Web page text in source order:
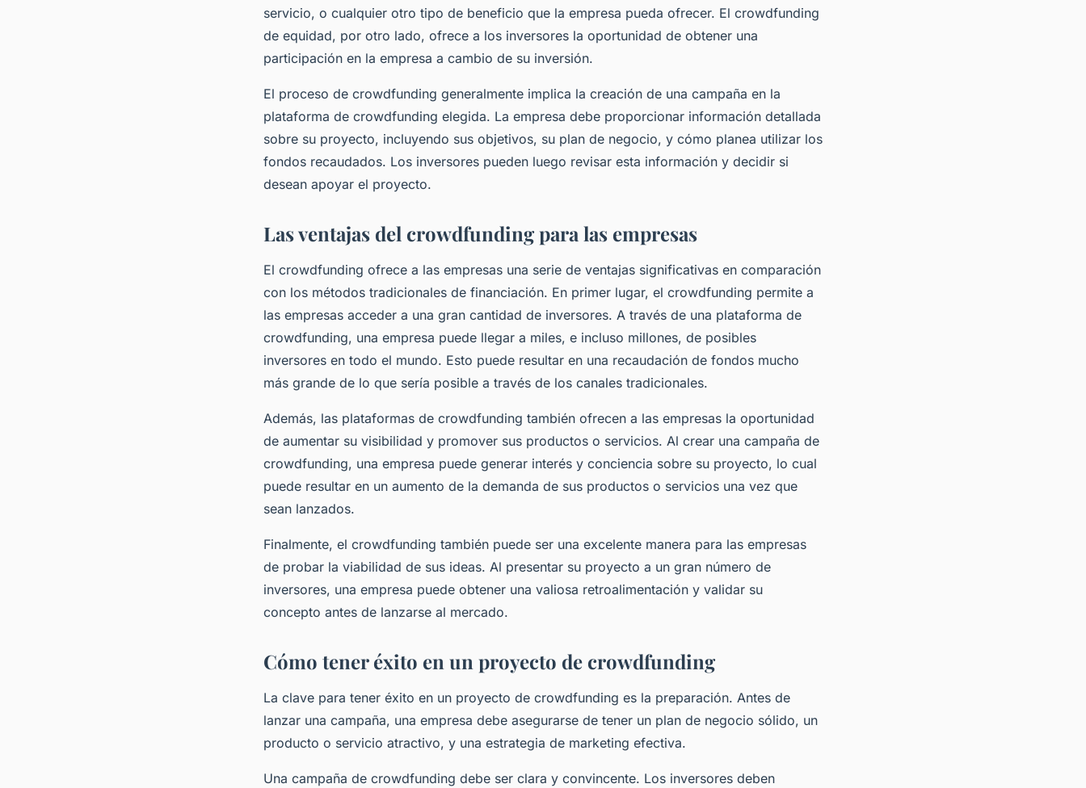
servicio, o cualquier otro tipo de beneficio que la empresa pueda ofrecer. El crowdfunding
de equidad, por otro lado, ofrece a los inversores la oportunidad de obtener una
participación en la empresa a cambio de su inversión.
El proceso de crowdfunding generalmente implica la creación de una campaña en la
plataforma de crowdfunding elegida. La empresa debe proporcionar información detallada
sobre su proyecto, incluyendo sus objetivos, su plan de negocio, y cómo planea utilizar los
fondos recaudados. Los inversores pueden luego revisar esta información y decidir si
desean apoyar el proyecto.
Las ventajas del crowdfunding para las empresas
El crowdfunding ofrece a las empresas una serie de ventajas significativas en comparación
con los métodos tradicionales de financiación. En primer lugar, el crowdfunding permite a
las empresas acceder a una gran cantidad de inversores. A través de una plataforma de
crowdfunding, una empresa puede llegar a miles, e incluso millones, de posibles
inversores en todo el mundo. Esto puede resultar en una recaudación de fondos mucho
más grande de lo que sería posible a través de los canales tradicionales.
Además, las plataformas de crowdfunding también ofrecen a las empresas la oportunidad
de aumentar su visibilidad y promover sus productos o servicios. Al crear una campaña de
crowdfunding, una empresa puede generar interés y conciencia sobre su proyecto, lo cual
puede resultar en un aumento de la demanda de sus productos o servicios una vez que
sean lanzados.
Finalmente, el crowdfunding también puede ser una excelente manera para las empresas
de probar la viabilidad de sus ideas. Al presentar su proyecto a un gran número de
inversores, una empresa puede obtener una valiosa retroalimentación y validar su
concepto antes de lanzarse al mercado.
Cómo tener éxito en un proyecto de crowdfunding
La clave para tener éxito en un proyecto de crowdfunding es la preparación. Antes de
lanzar una campaña, una empresa debe asegurarse de tener un plan de negocio sólido, un
producto o servicio atractivo, y una estrategia de marketing efectiva.
Una campaña de crowdfunding debe ser clara y convincente. Los inversores deben